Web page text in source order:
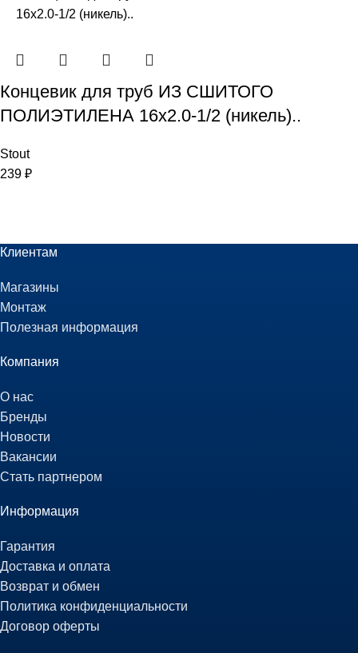
Концевик для труб ИЗ СШИТОГО
ПОЛИЭТИЛЕНА 16х2.0-1/2 (никель)..
Stout
239 ₽
Клиентам
Магазины
Монтаж
Полезная информация
Компания
О нас
Бренды
Новости
Вакансии
Стать партнером
Информация
Гарантия
Доставка и оплата
Возврат и обмен
Политика конфиденциальности
Договор оферты